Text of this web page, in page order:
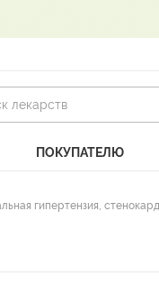
ПОКУПАТЕЛЮ
гипертензия,